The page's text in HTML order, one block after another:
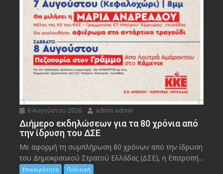
6 Αυγούστου 2026 admin admin
Διήμερο εκδηλώσεων για τα 80 χρόνια από
την ίδρυση του ΔΣΕ
Με αφορμή τη συμπλήρωση 80 χρόνων από την ίδρυση
του Δημοκρατικού Στρατού Ελλάδας (ΔΣΕ), η Επιτροπή...
Επικαιρότητα Πολιτική